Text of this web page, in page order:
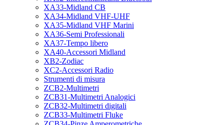
XA33-Midland CB
XA34-Midland VHF-UHF
XA35-Midland VHF Marini
XA36-Semi Professionali
XA37-Tempo libero
XA40-Accessori Midland
XB2-Zodiac
XC2-Accessori Radio
Strumenti di misura
ZCB2-Multimetri
ZCB31-Multimetri Analogici
ZCB32-Multimetri digitali
ZCB33-Multimetri Fluke